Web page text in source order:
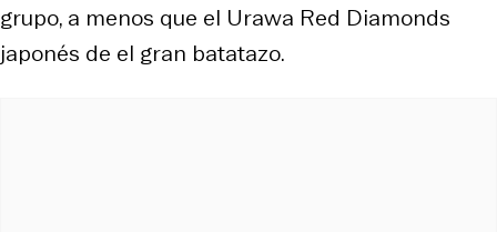
grupo, a menos que el Urawa Red Diamonds
japonés de el gran batatazo.